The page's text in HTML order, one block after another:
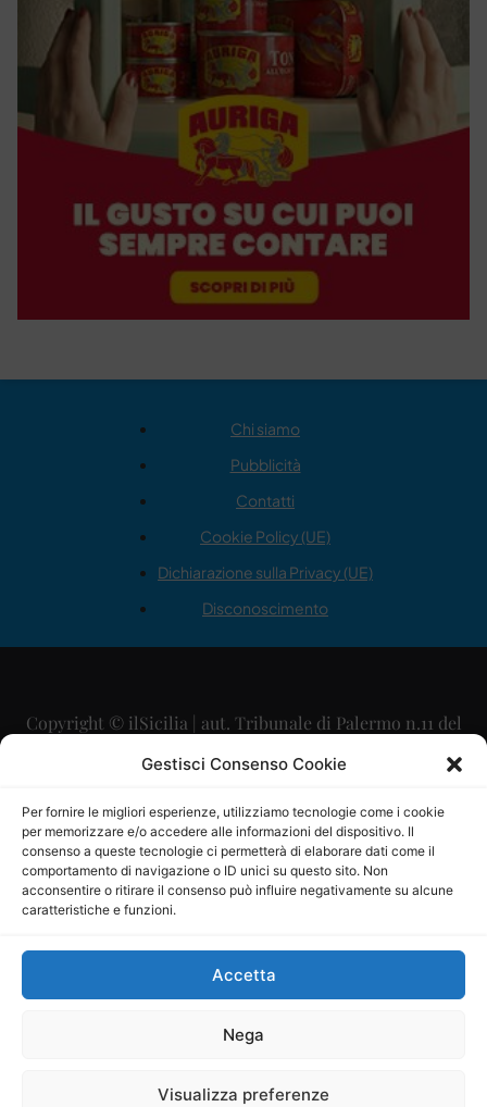
Gestisci Consenso Cookie
Per fornire le migliori esperienze, utilizziamo tecnologie come i cookie
per memorizzare e/o accedere alle informazioni del dispositivo. Il
consenso a queste tecnologie ci permetterà di elaborare dati come il
comportamento di navigazione o ID unici su questo sito. Non
acconsentire o ritirare il consenso può influire negativamente su alcune
caratteristiche e funzioni.
Accetta
Nega
Visualizza preferenze
Chi siamo
Pubblicità
Contatti
Cookie Policy (UE)
Dichiarazione sulla Privacy (UE)
Disconoscimento
Copyright © ilSicilia | aut. Tribunale di Palermo n.11 del
29/09/2015
Direttore Editoriale: Maurizio Scaglione
Direttore Responsabile: Maria Calabrese
P.IVA: 06334930820
Mercurio Comunicazione Società Cooperativa a r.l. è
iscritta al Registro degli Operatori di Comunicazione al